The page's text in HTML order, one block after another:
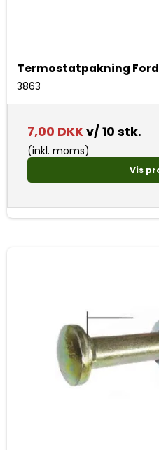
Termostatpakning
3863
7,00 DKKv/ 10 stk.
(inkl. moms)
Vis